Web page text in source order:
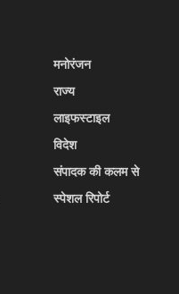
मनोरंजन
राज्य
लाइफस्टाइल
विदेश
संपादक की कलम से
स्पेशल रिपोर्ट